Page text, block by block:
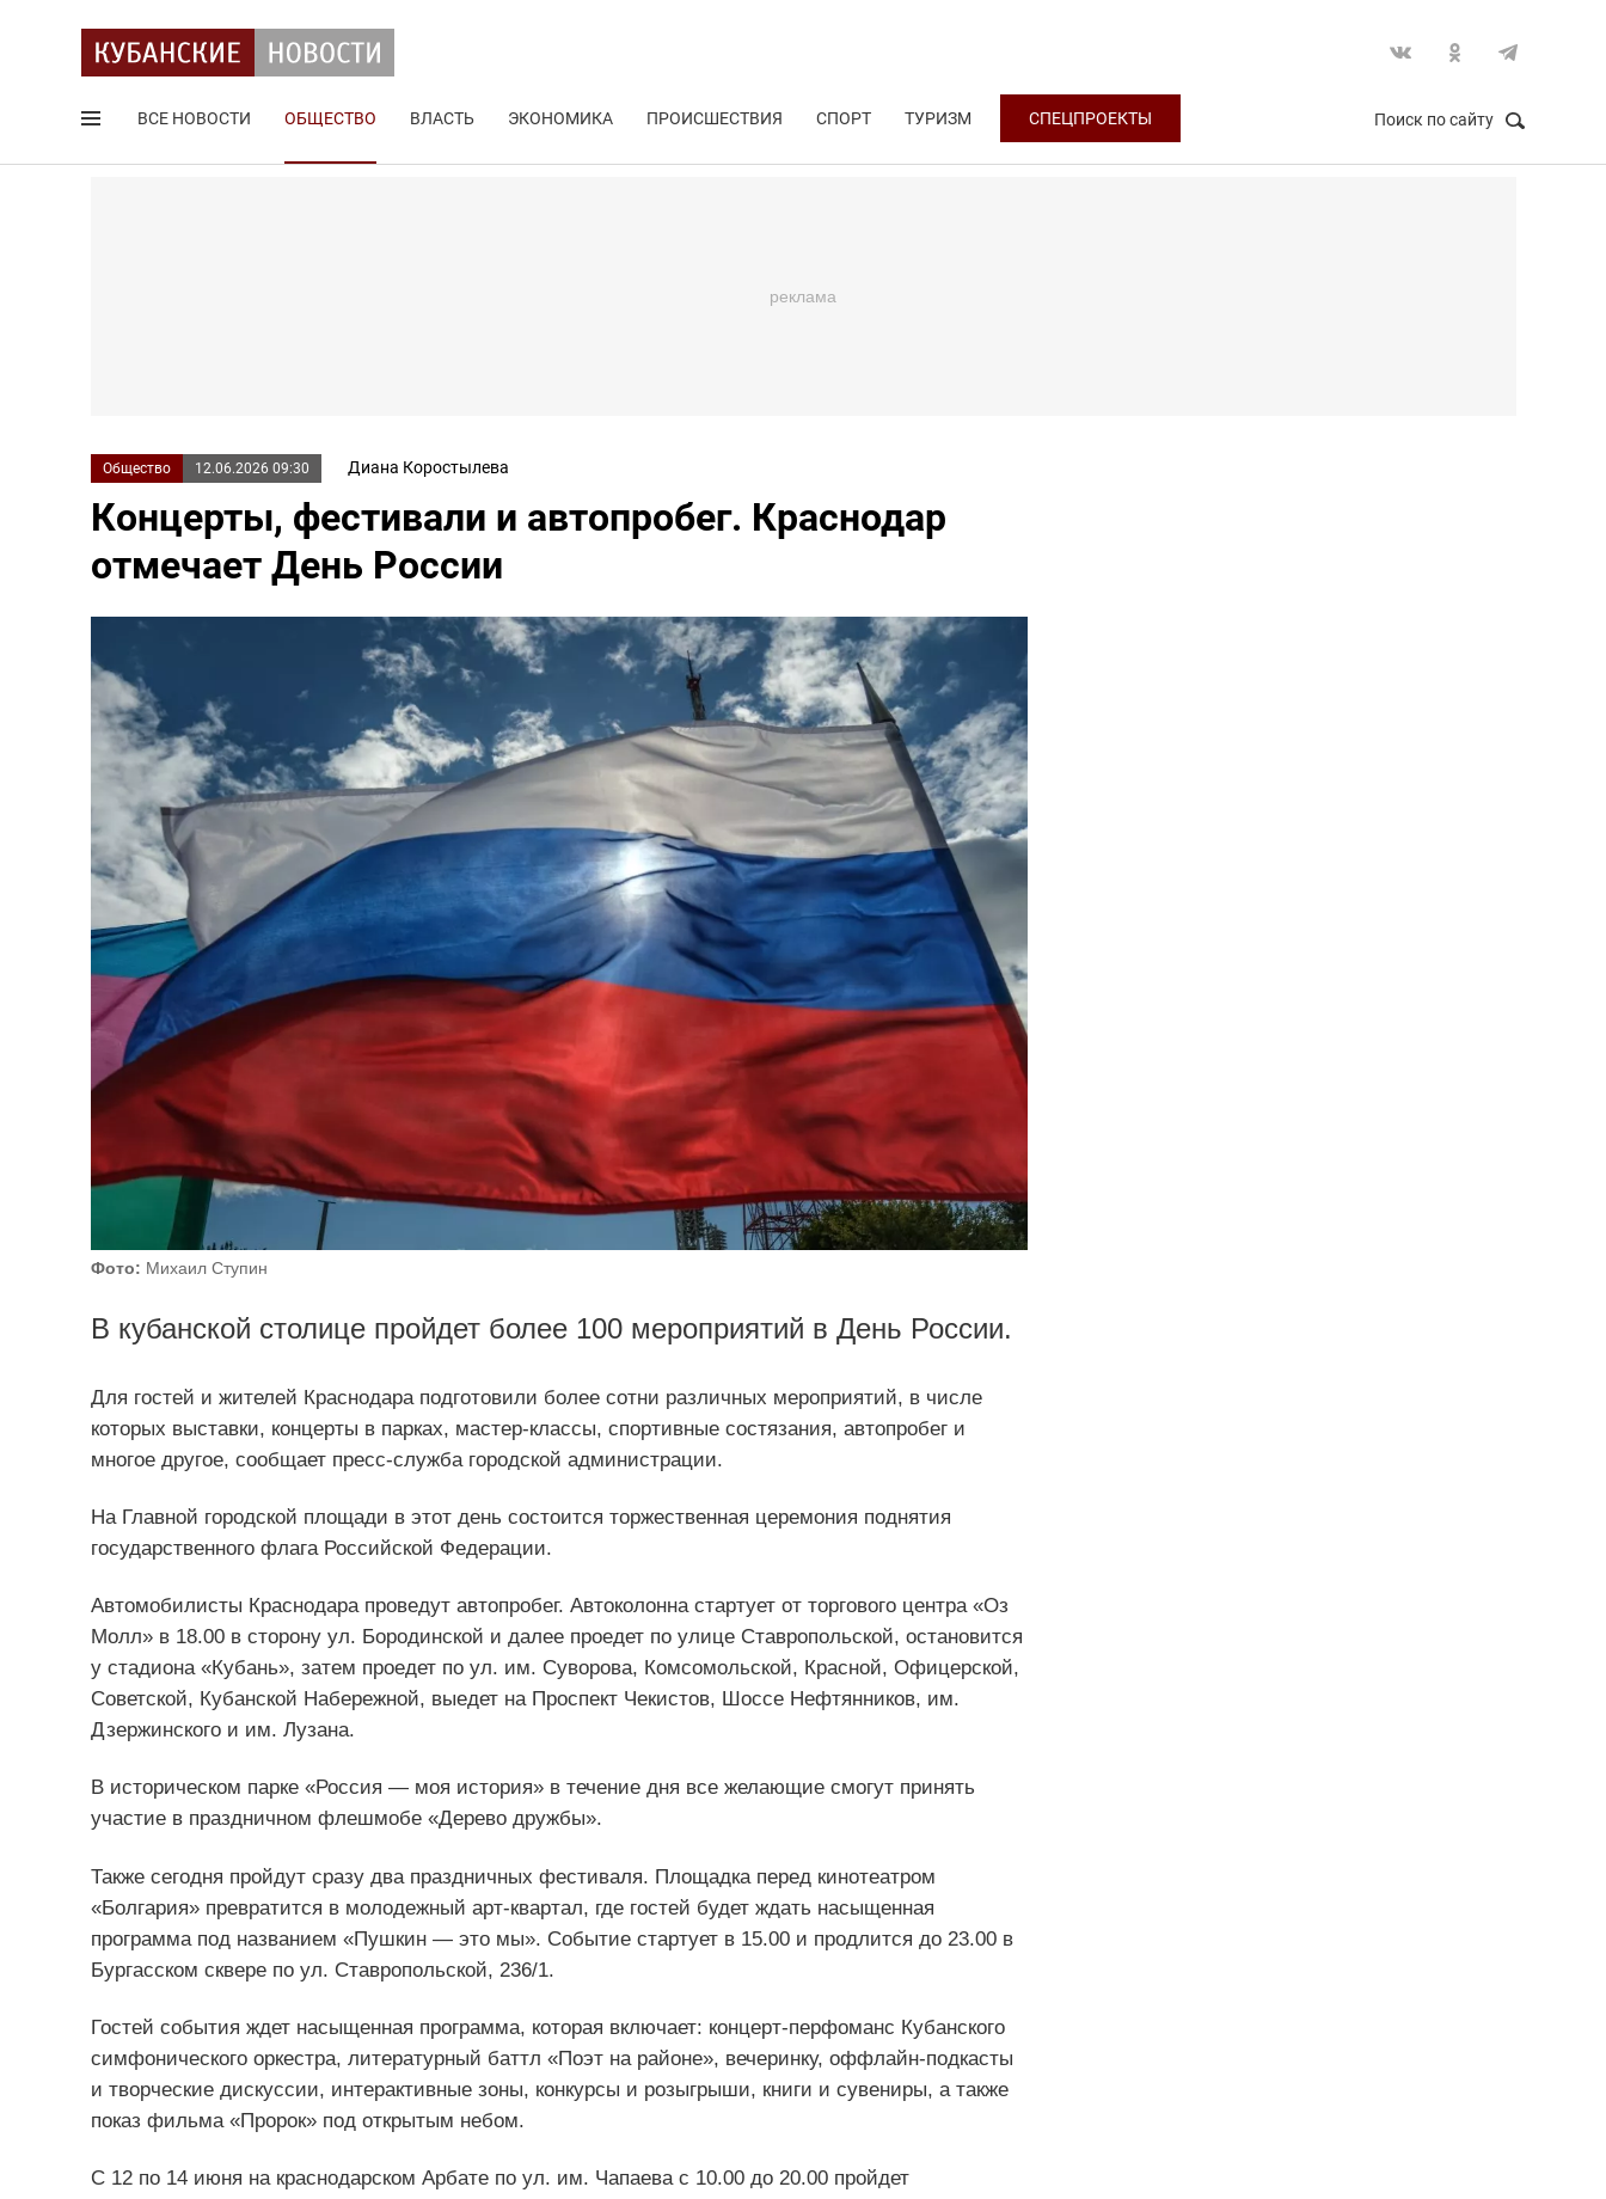
ВСЕ НОВОСТИ ОБЩЕСТВО ВЛАСТЬ ЭКОНОМИКА ПРОИСШЕСТВИЯ СПОРТ ТУРИЗМ СПЕЦПРОЕКТЫ Поиск по сайту
Общество 12.06.2026 09:30 Диана Коростылева
Концерты, фестивали и автопробег. Краснодар
отмечает День России
Фото: Михаил Ступин
В кубанской столице пройдет более 100 мероприятий в День России.
Для гостей и жителей Краснодара подготовили более сотни различных мероприятий, в числе
которых выставки, концерты в парках, мастер-классы, спортивные состязания, автопробег и
многое другое, сообщает пресс-служба городской администрации.
На Главной городской площади в этот день состоится торжественная церемония поднятия
государственного флага Российской Федерации.
Автомобилисты Краснодара проведут автопробег. Автоколонна стартует от торгового центра «Оз
Молл» в 18.00 в сторону ул. Бородинской и далее проедет по улице Ставропольской, остановится
у стадиона «Кубань», затем проедет по ул. им. Суворова, Комсомольской, Красной, Офицерской,
Советской, Кубанской Набережной, выедет на Проспект Чекистов, Шоссе Нефтянников, им.
Дзержинского и им. Лузана.
В историческом парке «Россия — моя история» в течение дня все желающие смогут принять
участие в праздничном флешмобе «Дерево дружбы».
Также сегодня пройдут сразу два праздничных фестиваля. Площадка перед кинотеатром
«Болгария» превратится в молодежный арт-квартал, где гостей будет ждать насыщенная
программа под названием «Пушкин — это мы». Событие стартует в 15.00 и продлится до 23.00 в
Бургасском сквере по ул. Ставропольской, 236/1.
Гостей события ждет насыщенная программа, которая включает: концерт-перфоманс Кубанского
симфонического оркестра, литературный баттл «Поэт на районе», вечеринку, оффлайн-подкасты
и творческие дискуссии, интерактивные зоны, конкурсы и розыгрыши, книги и сувениры, а также
показ фильма «Пророк» под открытым небом.
С 12 по 14 июня на краснодарском Арбате по ул. им. Чапаева с 10.00 до 20.00 пройдет